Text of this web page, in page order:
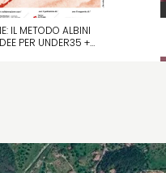
IL METODO ALBINI
PER UNDER35 +